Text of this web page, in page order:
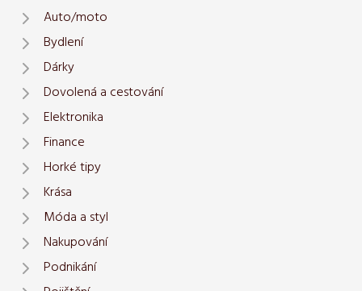
Auto/moto
Bydlení
Dárky
Dovolená a cestování
Elektronika
Finance
Horké tipy
Krása
Móda a styl
Nakupování
Podnikání